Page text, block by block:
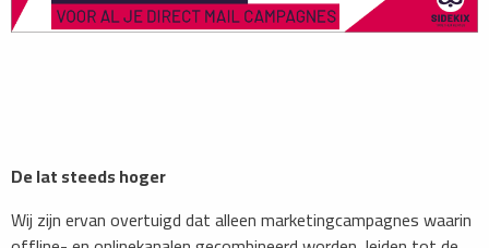
De lat steeds hoger
Wij zijn ervan overtuigd dat alleen marketingcampagnes waarin